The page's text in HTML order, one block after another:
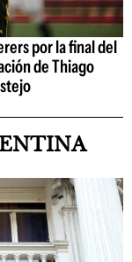
por la final del
de Thiago